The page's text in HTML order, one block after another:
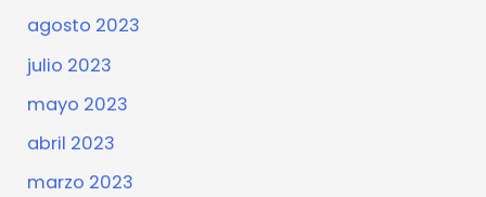
agosto 2023
julio 2023
mayo 2023
abril 2023
marzo 2023